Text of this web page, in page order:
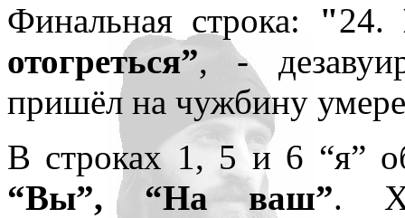
Финальная строка: "24.
отогреться”, -
пришёл на чужбину
В строках 1, 5 и 6 “я”
“Вы”, “На ваш”.